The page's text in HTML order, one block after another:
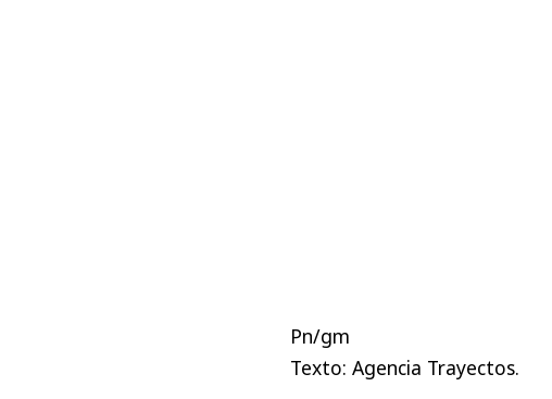
Pn/gm
Texto: Agencia Trayectos.